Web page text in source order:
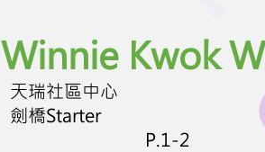
Winnie Kwok
天瑞社區中心
劍橋Starter
P.1-2